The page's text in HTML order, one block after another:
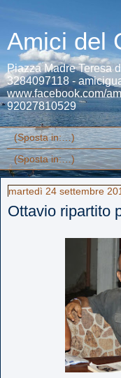
Amici del
Piazza Madre Teresa
3284097118 -
www.facebook.com/
92027810529
martedì 24 settembre
Ottavio ripartito